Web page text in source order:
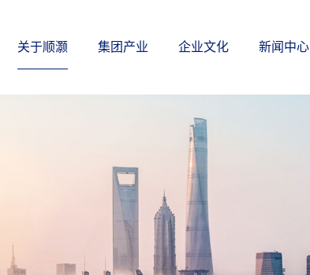
关于顺灏 集团产业 企业文化 新闻中心